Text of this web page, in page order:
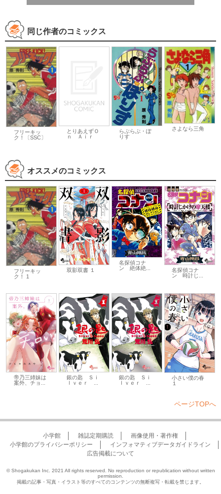
同じ作者のコミックス
フリーキッ
ク！〔SSC〕
とりあえずＯ
ｎ Ａｉｒ
らぶらぶ・ぽ
りす
さよなら三角
オススメのコミックス
フリーキッ
ク！ 1
双影双書 １
名探偵コナ
ン 絶体絶...
名探偵コナ
ン 時計じ...
帝乃三姉妹は
案外、チョ...
銀の匙 Ｓｉ
ｌｖｅｒ ...
銀の匙 Ｓｉ
ｌｖｅｒ ...
小さい僕の春
１
ページTOPへ
小学館 雑誌定期購読
画像使用・著作権
小学館のプライバシーポリシー
インフォマティブデータガイドライン
広告掲載について
© Shogakukan Inc. 2021 All rights reserved. No reproduction or republication without written
permission.
掲載の記事・写真・イラスト等のすべてのコンテンツの無断複写・転載を禁じます。